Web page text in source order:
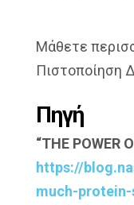
Μάθετε
Πιστοποίηση
Πηγή
“THE POWER
https://
much-